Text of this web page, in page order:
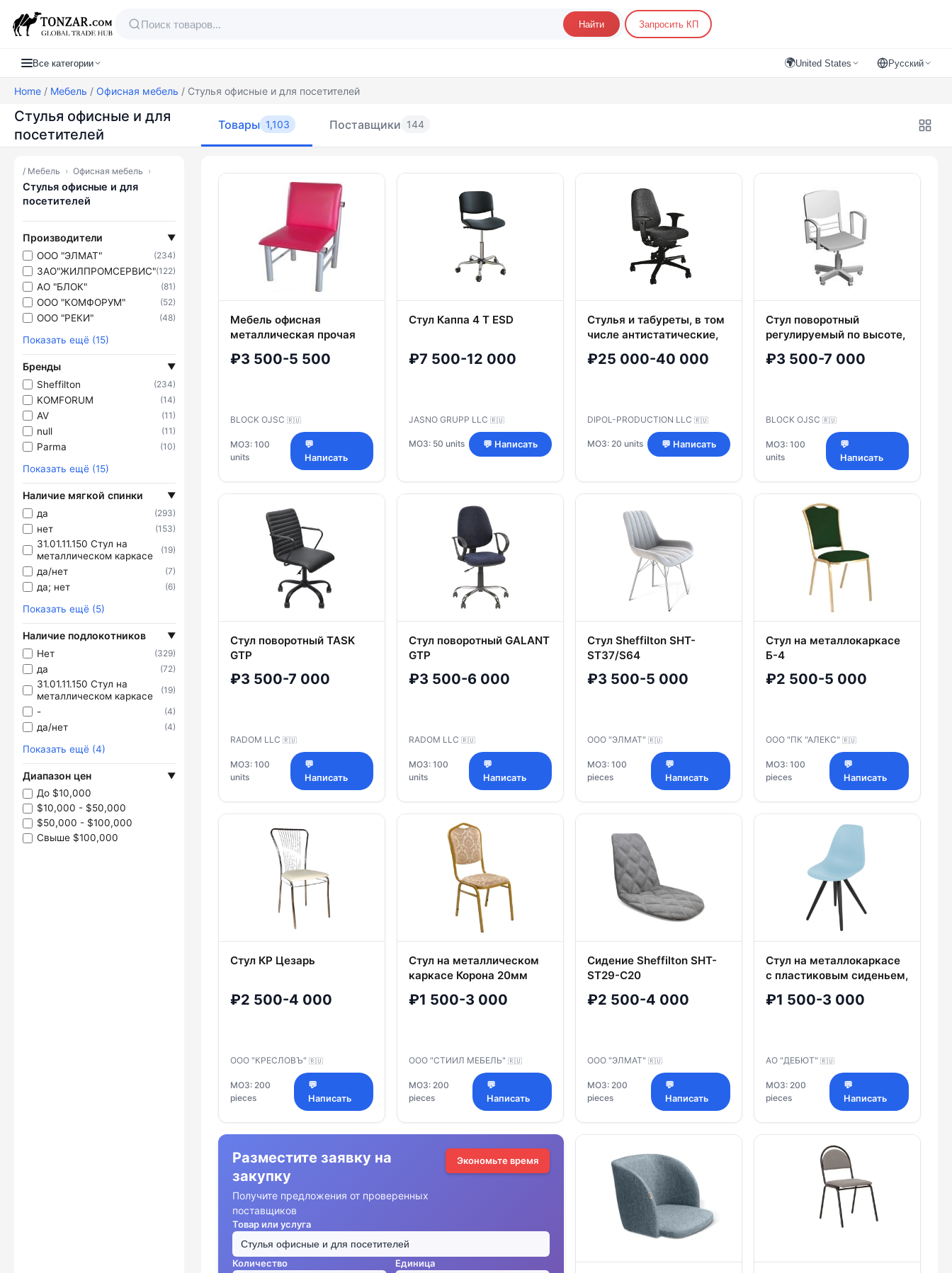
Найти Запросить КП
Все категории 🌍United States Русский
Home / Мебель / Офисная мебель / Стулья офисные и для посетителей
Стулья офисные и для
посетителей
Товары 1,103 Поставщики 144
/ Мебель › Офисная мебель ›
Стулья офисные и для
посетителей
Производители ▼
ООО "ЭЛМАТ" (234)
ЗАО"ЖИЛПРОМСЕРВИС"(122)
АО "БЛОК" (81)
ООО "КОМФОРУМ" (52)
ООО "РЕКИ" (48)
Показать ещё (15)
Бренды ▼
Sheffilton (234)
KOMFORUM (14)
AV (11)
null (11)
Parma (10)
Показать ещё (15)
Наличие мягкой спинки ▼
да (293)
нет (153)
31.01.11.150 Стул на
металлическом каркасе
(19)
да/нет (7)
да; нет (6)
Показать ещё (5)
Наличие подлокотников ▼
Нет (329)
да (72)
31.01.11.150 Стул на
металлическом каркасе
(19)
- (4)
да/нет (4)
Показать ещё (4)
Диапазон цен ▼
До $10,000
$10,000 - $50,000
$50,000 - $100,000
Свыше $100,000
Товары — Стулья офисные и для посетителей
Мебель офисная
металлическая прочая
₽3 500-5 500
BLOCK OJSC 🇷🇺
МОЗ: 100
units
💬
Написать
Стул Каппа 4 T ESD
₽7 500-12 000
JASNO GRUPP LLC 🇷🇺
МОЗ: 50 units 💬 Написать
Стулья и табуреты, в том
числе антистатические,
кресло лабораторное
₽25 000-40 000
DIPOL-PRODUCTION LLC 🇷🇺
МОЗ: 20 units 💬 Написать
Стул поворотный
регулируемый по высоте,
₽3 500-7 000
BLOCK OJSC 🇷🇺
МОЗ: 100
units
💬
Написать
Стул поворотный TASK
GTP
₽3 500-7 000
RADOM LLC 🇷🇺
МОЗ: 100
units
💬
Написать
Стул поворотный GALANT
GTP
₽3 500-6 000
RADOM LLC 🇷🇺
МОЗ: 100
units
💬
Написать
Стул Sheffilton SHT-
ST37/S64
₽3 500-5 000
ООО "ЭЛМАТ" 🇷🇺
МОЗ: 100
pieces
💬
Написать
Стул на металлокаркасе
Б-4
₽2 500-5 000
ООО "ПК "АЛЕКС" 🇷🇺
МОЗ: 100
pieces
💬
Написать
Стул КР Цезарь
₽2 500-4 000
ООО "КРЕСЛОВЪ" 🇷🇺
МОЗ: 200
pieces
💬
Написать
Стул на металлическом
каркасе Корона 20мм
₽1 500-3 000
ООО "СТИИЛ МЕБЕЛЬ" 🇷🇺
МОЗ: 200
pieces
💬
Написать
Сидение Sheffilton SHT-
ST29-С20
₽2 500-4 000
ООО "ЭЛМАТ" 🇷🇺
МОЗ: 200
pieces
💬
Написать
Стул на металлокаркасе
с пластиковым сиденьем,
₽1 500-3 000
АО "ДЕБЮТ" 🇷🇺
МОЗ: 200
pieces
💬
Написать
Разместите заявку на
закупку
Получите предложения от проверенных
поставщиков
Экономьте время
Товар или услуга
Количество Единица